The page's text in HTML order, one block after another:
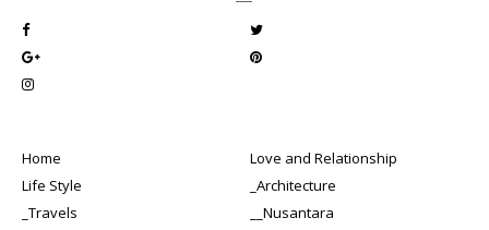
Home
Love and Relationship
Life Style
_Architecture
_Travels
__Nusantara